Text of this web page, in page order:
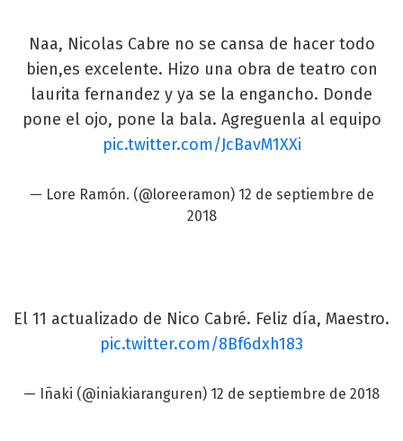
Naa, Nicolas Cabre no se cansa de hacer todo
bien,es excelente. Hizo una obra de teatro con
laurita fernandez y ya se la engancho. Donde
pone el ojo, pone la bala. Agreguenla al equipo
pic.twitter.com/JcBavM1XXi
— Lore Ramón. (@loreeramon) 12 de septiembre de
2018
El 11 actualizado de Nico Cabré. Feliz día, Maestro.
pic.twitter.com/8Bf6dxh183
— Iñaki (@iniakiaranguren) 12 de septiembre de 2018